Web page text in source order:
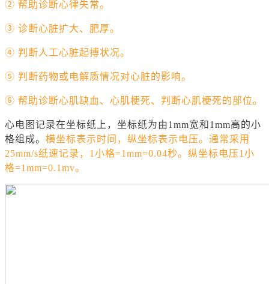
② 帮助诊断心律失常。
③ 诊断心脏扩大、肥厚。
④ 判断人工心脏起搏状况。
⑤ 判断药物或电解质情况对心脏的影响。
⑥ 帮助诊断心肌缺血 、 心肌梗死、判断心肌梗死的部位。
心电图记录在坐标纸上，坐标纸为由1mm宽和1mm高的小
格组成。 横坐标表示时间，纵坐标表示电压。通常采用
25mm/s纸速记录，1小格=1mm=0.04秒。纵坐标电压1小
格=1mm=0.1mv。